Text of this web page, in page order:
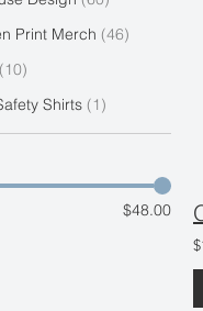
Print Merch (46)
(10)
Shirts (1 )
$48.00